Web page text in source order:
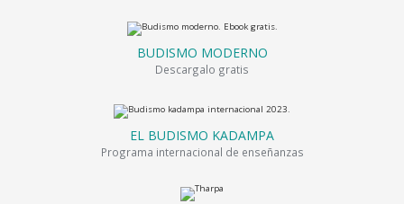
BUDISMO MODERNO
Descargalo gratis
EL BUDISMO KADAMPA
Programa internacional de enseñanzas